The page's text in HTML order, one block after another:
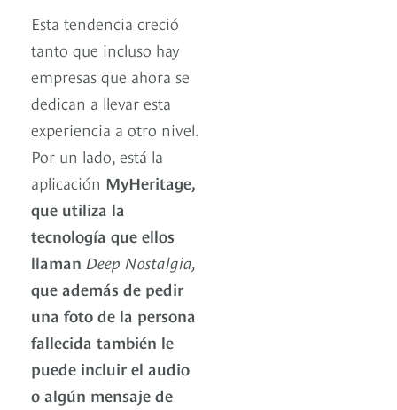
Esta tendencia creció
tanto que incluso hay
empresas que ahora se
dedican a llevar esta
experiencia a otro nivel.
Por un lado, está la
aplicación MyHeritage,
que utiliza la
tecnología que ellos
llaman Deep Nostalgia,
que además de pedir
una foto de la persona
fallecida también le
puede incluir el audio
o algún mensaje de